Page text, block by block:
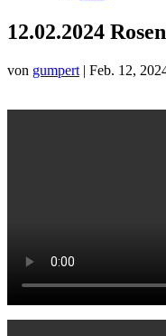
12.02.2024
von gumpert | Feb. 12,